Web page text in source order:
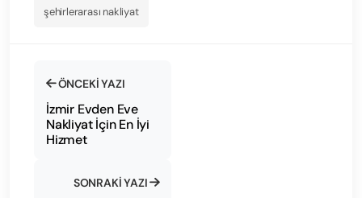
şehirlerarası nakliyat
ÖNCEKI YAZI
İzmir Evden Eve
Nakliyat İçin En İyi
Hizmet
SONRAKI YAZI